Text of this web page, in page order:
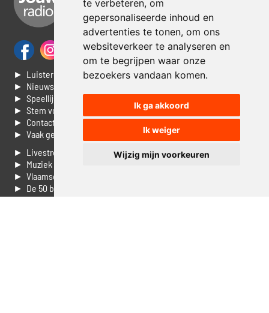
te verbeteren, om
gepersonaliseerde inhoud en
advertenties te tonen, om ons
websiteverkeer te analyseren en
om te begrijpen waar onze
bezoekers vandaan komen.
Ik ga akkoord
Ik weiger
Wijzig mijn voorkeuren
► Luisteren naar Jouwradio
► Nieuws
► Speellijst
► Stem voor de Dag top 3
► Contacteer ons
► Vaak gestelde vragen
► Livestream informatie
► Muziek opzoeken
► Vlaamse 100 Aller tijden
► De 50 beste van...
► Adverteren op Jouwradio